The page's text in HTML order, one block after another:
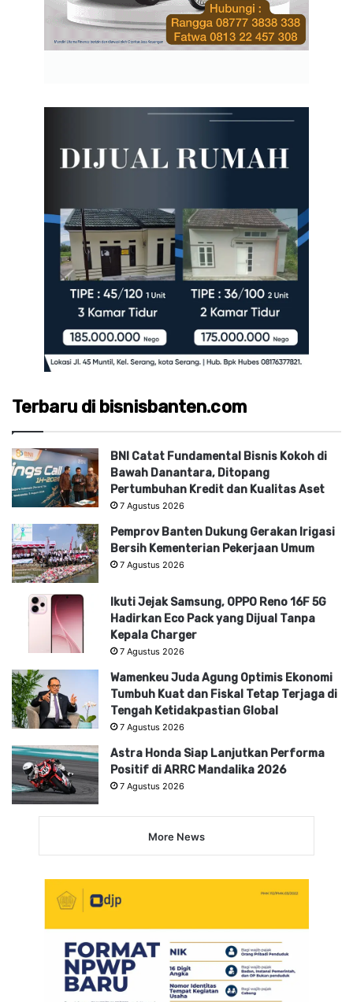
Terbaru di bisnisbanten.com
BNI Catat Fundamental Bisnis Kokoh di
Bawah Danantara, Ditopang
Pertumbuhan Kredit dan Kualitas Aset
7 Agustus 2026
Pemprov Banten Dukung Gerakan Irigasi
Bersih Kementerian Pekerjaan Umum
7 Agustus 2026
Ikuti Jejak Samsung, OPPO Reno 16F 5G
Hadirkan Eco Pack yang Dijual Tanpa
Kepala Charger
7 Agustus 2026
Wamenkeu Juda Agung Optimis Ekonomi
Tumbuh Kuat dan Fiskal Tetap Terjaga di
Tengah Ketidakpastian Global
7 Agustus 2026
Astra Honda Siap Lanjutkan Performa
Positif di ARRC Mandalika 2026
7 Agustus 2026
More News